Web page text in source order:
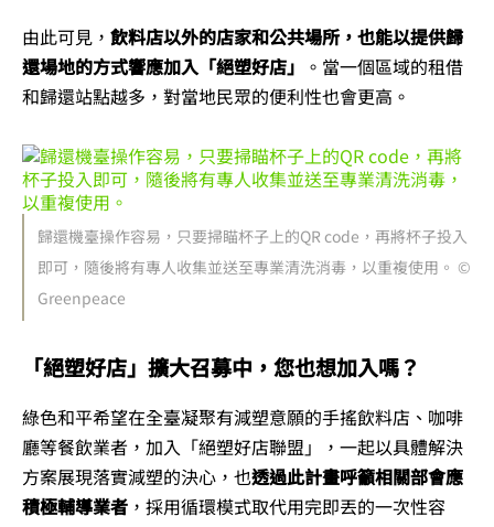
由此可見， 飲料店以外的店家和公共場所，也能以提供歸
還場地的方式響應加入「絕塑好店」 。當一個區域的租借
和歸還站點越多，對當地民眾的便利性也會更高。
歸還機臺操作容易，只要掃瞄杯子上的QR code，再將杯子投入
即可，隨後將有專人收集並送至專業清洗消毒，以重複使用。 ©
Greenpeace
「絕塑好店」擴大召募中，您也想加入嗎？
綠色和平希望在全臺凝聚有減塑意願的手搖飲料店、咖啡
廳等餐飲業者，加入「絕塑好店聯盟」，一起以具體解決
方案展現落實減塑的決心，也透過此計畫呼籲相關部會應
積極輔導業者 ，採用循環模式取代用完即丟的一次性容